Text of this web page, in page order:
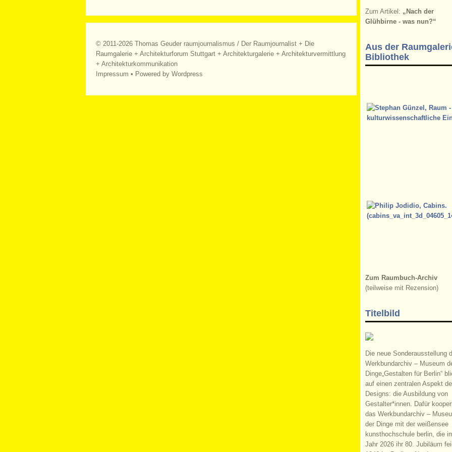
© 2011-2026 Thomas Geuder raumjournalismus / Der Raumjournalist + Die
Raumgalerie + Architekturforum Stuttgart + Architekturgalerie + Architekturvermittlung
+ Architekturkommunikation
Impressum • Powered by Wordpress
Zum Artikel: „Nach der
Glühbirne - was nun?“
Aus der
Bibliothek
Zum Raumbuch-Archiv
(teilweise mit Rezension)
Titelbild
Die neue Sonderausstellung
Werkbundarchiv – Museum
Dinge„Gestalten für Berlin“
auf einen zentralen Aspekt
Designs: die Ausbildung von
Gestalter*innen. Dafür
das Werkbundarchiv –
der Dinge mit der weißensee
kunsthochschule berlin, die
Jahr 2026 ihr 80. Jubiläum